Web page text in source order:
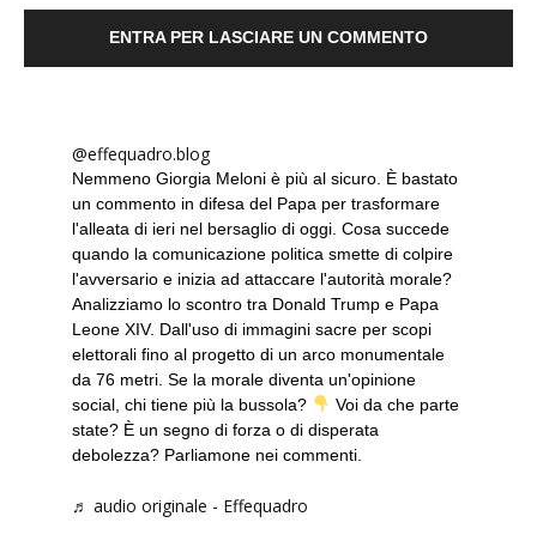
ENTRA PER LASCIARE UN COMMENTO
@effequadro.blog
Nemmeno Giorgia Meloni è più al sicuro. È bastato
un commento in difesa del Papa per trasformare
l'alleata di ieri nel bersaglio di oggi. Cosa succede
quando la comunicazione politica smette di colpire
l'avversario e inizia ad attaccare l'autorità morale?
Analizziamo lo scontro tra Donald Trump e Papa
Leone XIV. Dall'uso di immagini sacre per scopi
elettorali fino al progetto di un arco monumentale
da 76 metri. Se la morale diventa un'opinione
social, chi tiene più la bussola?
Voi da che parte
state? È un segno di forza o di disperata
debolezza? Parliamone nei commenti.
♬ audio originale - Effequadro